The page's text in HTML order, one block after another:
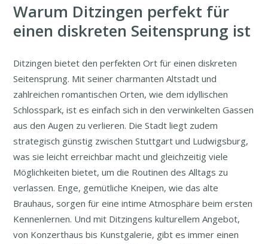
Warum Ditzingen perfekt für
einen diskreten Seitensprung ist
Ditzingen bietet den perfekten Ort für einen diskreten
Seitensprung. Mit seiner charmanten Altstadt und
zahlreichen romantischen Orten, wie dem idyllischen
Schlosspark, ist es einfach sich in den verwinkelten Gassen
aus den Augen zu verlieren. Die Stadt liegt zudem
strategisch günstig zwischen Stuttgart und Ludwigsburg,
was sie leicht erreichbar macht und gleichzeitig viele
Möglichkeiten bietet, um die Routinen des Alltags zu
verlassen. Enge, gemütliche Kneipen, wie das alte
Brauhaus, sorgen für eine intime Atmosphäre beim ersten
Kennenlernen. Und mit Ditzingens kulturellem Angebot,
von Konzerthaus bis Kunstgalerie, gibt es immer einen